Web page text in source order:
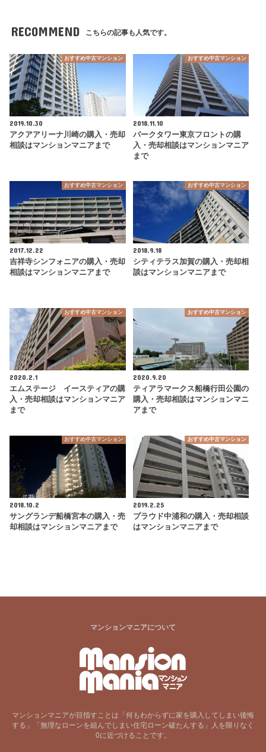
RECOMMEND こちらの記事も人気です。
おすすめ中古マンション
2019.10.30
アクアアリーナ川崎の購入・売却
相談はマンションマニアまで
おすすめ中古マンション
2018.11.10
パークタワー東京フロントの購
入・売却相談はマンションマニア
まで
おすすめ中古マンション
2017.12.22
吉祥寺シンフォニアの購入・売却
相談はマンションマニアまで
おすすめ中古マンション
2018.9.18
シティテラス加賀の購入・売却相
談はマンションマニアまで
おすすめ中古マンション
2020.2.1
エムステージ イースティアの購
入・売却相談はマンションマニア
まで
おすすめ中古マンション
2020.9.20
ティアラマークス船橋行田公園の
購入・売却相談はマンションマニ
アまで
おすすめ中古マンション
2018.10.2
サングランデ船橋宮本の購入・売
却相談はマンションマニアまで
おすすめ中古マンション
2019.2.25
プラウド中浦和の購入・売却相談
はマンションマニアまで
マンションマニアについて
マンションマニアが目指すことは「何もわからずに家を購入してしまい後悔
する」「無理なローンを組んでしまい住宅ローン破たんする」人を限りなく
0に近づけることです。